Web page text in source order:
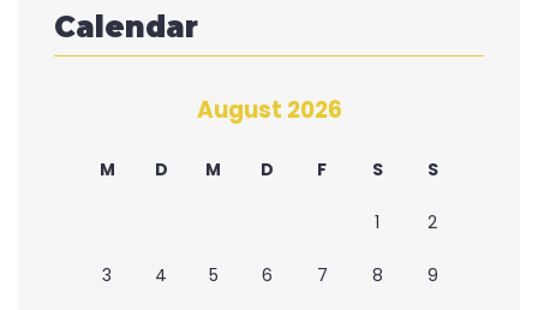
Calendar
August 2026
M D M D F S S
1 2
3 4 5 6 7 8 9